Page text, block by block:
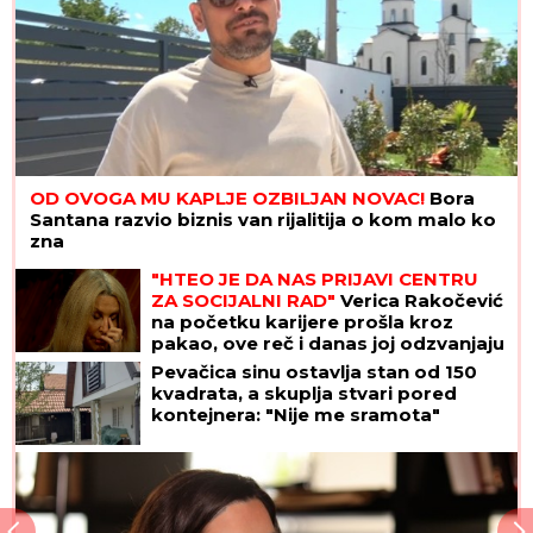
"VIDIMO VAŠE GAĆE",odbornica se uključila
preko ZUMA na sednicu, a onda je nastala
haotična situacija: Sileuta pod tušem dodatno
zapržila čorbu
Užas na Voždovcu: Maloletnice
napale i tukle Ruskinju (19) dok joj
nisu ukrale ranac!
SLIKE BIVŠEG MUŽA DRAGANE
MIRKOVIĆToni Bijelić se pohvalio!
Potez slavnog tenisera iznenadio
sve - o ovome se i dalje priča